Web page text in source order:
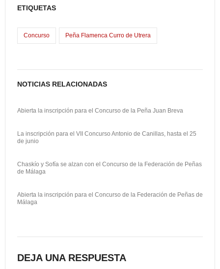
t
r
ETIQUETAS
Concurso Peña Flamenca Curro de Utrera
NOTICIAS RELACIONADAS
Abierta la inscripción para el Concurso de la Peña Juan Breva
La inscripción para el VII Concurso Antonio de Canillas, hasta el 25
de junio
Chaskío y Sofía se alzan con el Concurso de la Federación de Peñas
de Málaga
Abierta la inscripción para el Concurso de la Federación de Peñas de
Málaga
DEJA UNA RESPUESTA